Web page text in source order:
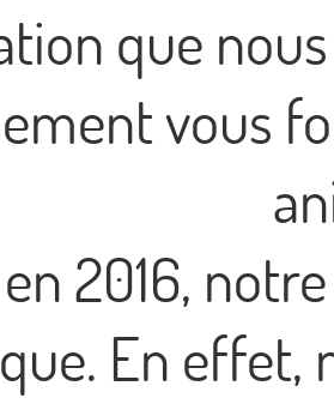
que
vous
2016,
En effet,